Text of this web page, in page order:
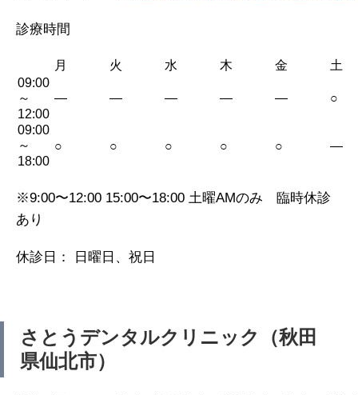
診療時間
月 火 水 木 金
土
09:00
～
12:00
— — — — — ○
09:00
～
18:00
○ ○ ○ ○ ○ —
※9:00〜12:00 15:00〜18:00 土曜AMのみ 臨時休診
あり
休診日： 日曜日、祝日
さとうデンタルクリニック（秋田
県仙北市）